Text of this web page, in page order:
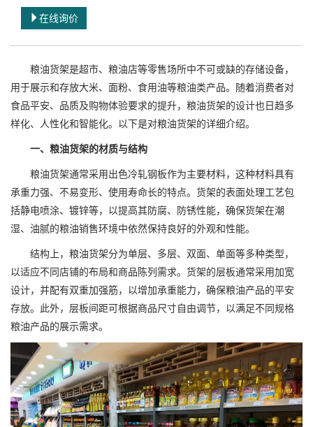
在线询价
粮油货架是超市、粮油店等零售场所中不可或缺的存储设备，
用于展示和存放大米、面粉、食用油等粮油类产品。随着消费者对
食品平安、品质及购物体验要求的提升，粮油货架的设计也日趋多
样化、人性化和智能化。以下是对粮油货架的详细介绍。
一、粮油货架的材质与结构
粮油货架通常采用出色冷轧钢板作为主要材料，这种材料具有
承重力强、不易变形、使用寿命长的特点。货架的表面处理工艺包
括静电喷涂、镀锌等，以提高其防腐、防锈性能，确保货架在潮
湿、油腻的粮油销售环境中依然保持良好的外观和性能。
结构上，粮油货架分为单层、多层、双面、单面等多种类型，
以适应不同店铺的布局和商品陈列需求。货架的层板通常采用加宽
设计，并配有双重加强筋，以增加承重能力，确保粮油产品的平安
存放。此外，层板间距可根据商品尺寸自由调节，以满足不同规格
粮油产品的展示需求。